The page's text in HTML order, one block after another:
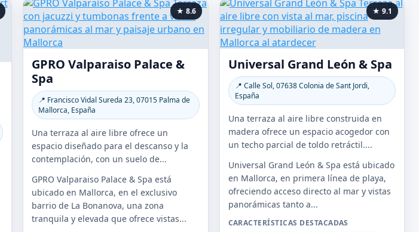
★ 8.6
GPRO Valparaiso Palace &
Spa
📍 Francisco Vidal Sureda 23, 07015 Palma de
Mallorca, España
Una terraza al aire libre ofrece un
espacio diseñado para el descanso y la
contemplación, con un suelo de...
GPRO Valparaiso Palace & Spa está
ubicado en Mallorca, en el exclusivo
barrio de La Bonanova, una zona
tranquila y elevada que ofrece vistas...
★ 9.1
Universal Grand León & Spa
📍 Calle Sol, 07638 Colonia de Sant Jordi,
España
Una terraza al aire libre construida en
madera ofrece un espacio acogedor con
un techo parcial de toldo retráctil....
Universal Grand León & Spa está ubicado
en Mallorca, en primera línea de playa,
ofreciendo acceso directo al mar y vistas
panorámicas tanto a...
CARACTERÍSTICAS DESTACADAS